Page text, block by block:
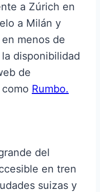
a Zúrich en
a Milán y
menos de
disponibilidad
de
Rumbo.
del
en tren
suizas y